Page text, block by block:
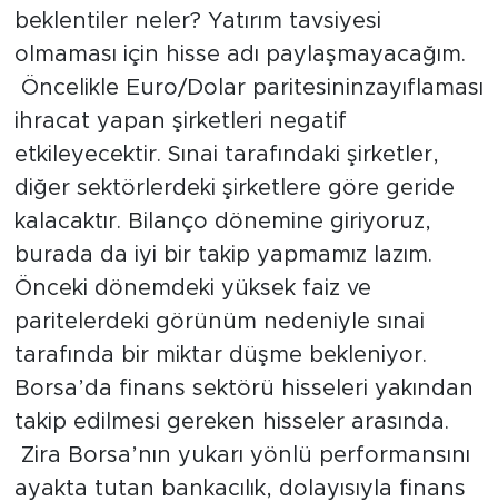
beklentiler neler? Yatırım tavsiyesi
olmaması için hisse adı paylaşmayacağım.
Öncelikle Euro/Dolar paritesininzayıflaması
ihracat yapan şirketleri negatif
etkileyecektir. Sınai tarafındaki şirketler,
diğer sektörlerdeki şirketlere göre geride
kalacaktır. Bilanço dönemine giriyoruz,
burada da iyi bir takip yapmamız lazım.
Önceki dönemdeki yüksek faiz ve
paritelerdeki görünüm nedeniyle sınai
tarafında bir miktar düşme bekleniyor.
Borsa’da finans sektörü hisseleri yakından
takip edilmesi gereken hisseler arasında.
Zira Borsa’nın yukarı yönlü performansını
ayakta tutan bankacılık, dolayısıyla finans